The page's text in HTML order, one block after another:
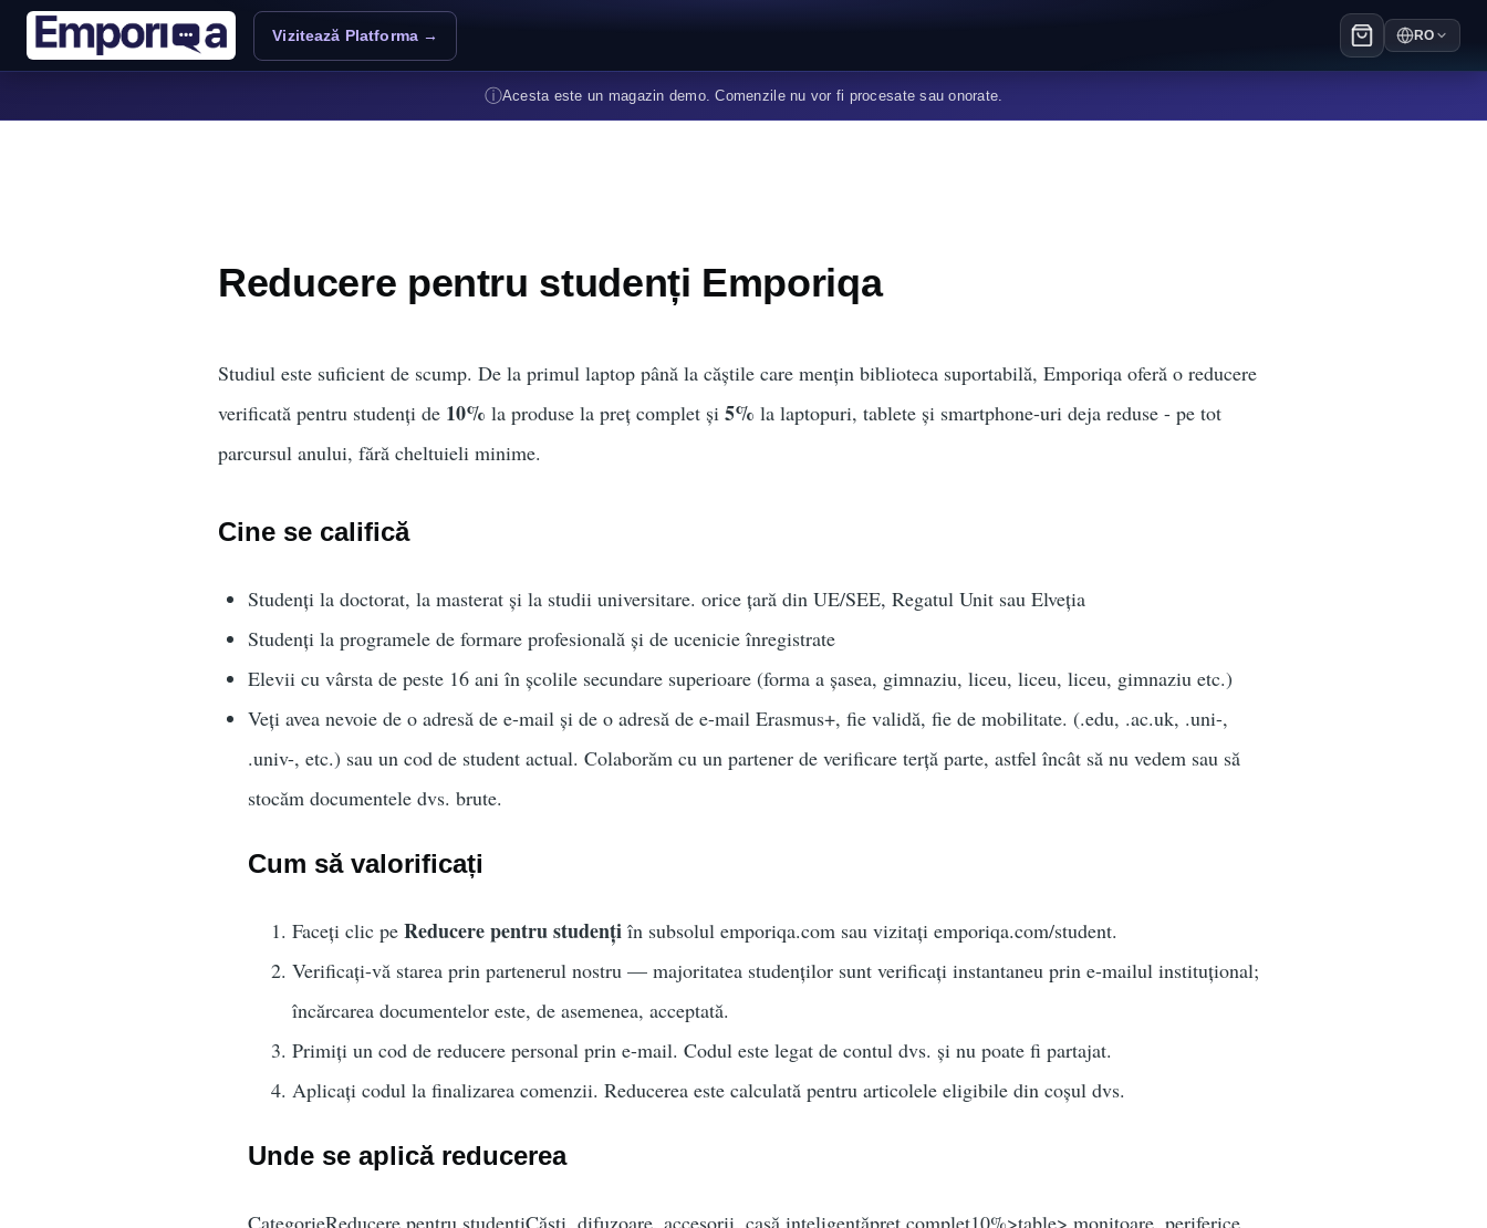
Sari la conținutul principal
Vizitează Platforma → RO
ⓘAcesta este un magazin demo. Comenzile nu vor fi procesate sau onorate.
Reducere pentru studenți Emporiqa
Studiul este suficient de scump. De la primul laptop până la căștile care mențin biblioteca suportabilă, Emporiqa oferă o reducere
verificată pentru studenți de 10% la produse la preț complet și5% la laptopuri, tablete și smartphone-uri deja reduse - pe tot
parcursul anului, fără cheltuieli minime.
Cine se califică
Studenți la doctorat, la masterat și la studii universitare. orice țară din UE/SEE, Regatul Unit sau Elveția
Studenți la programele de formare profesională și de ucenicie înregistrate
Elevii cu vârsta de peste 16 ani în școlile secundare superioare (forma a șasea, gimnaziu, liceu, liceu, liceu, gimnaziu etc.)
Veți avea nevoie de o adresă de e-mail și de o adresă de e-mail Erasmus+, fie validă, fie de mobilitate. (.edu, .ac.uk, .uni-,
.univ-, etc.) sau un cod de student actual. Colaborăm cu un partener de verificare terță parte, astfel încât să nu vedem sau să
stocăm documentele dvs. brute.
Cum să valorificați
Faceți clic peReducere pentru studenți în subsolul emporiqa.com sau vizitați emporiqa.com/student.
Verificați-vă starea prin partenerul nostru — majoritatea studenților sunt verificați instantaneu prin e-mailul instituțional;
încărcarea documentelor este, de asemenea, acceptată.
Primiți un cod de reducere personal prin e-mail. Codul este legat de contul dvs. și nu poate fi partajat.
Aplicați codul la finalizarea comenzii. Reducerea este calculată pentru articolele eligibile din coșul dvs.
Unde se aplică reducerea
CategorieReducere pentru studențiCăști, difuzoare, accesorii, casă inteligentăpreț complet10%>table> monitoare, periferice